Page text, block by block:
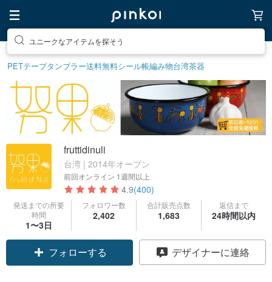
素敵な生活グッズを探そう
PETテープタンブラー送料無料シール帳編み物台湾茶器
fruttidinuli
台湾 | 2014年オープン
前回オンライン 1週間以上
4.9(400)
発送までの所要
時間
1〜3日
フォロワー数
2,402
合計販売点数
1,683
返信まで
24時間以内
フォローする デザイナーに連絡